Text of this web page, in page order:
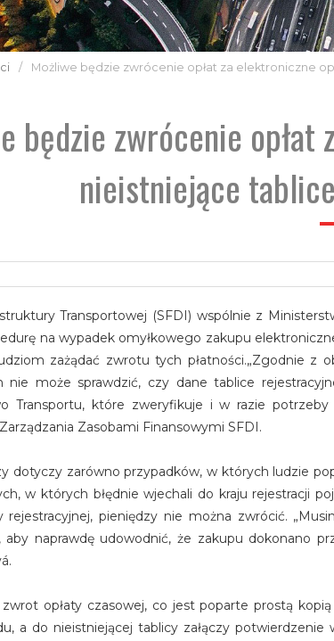
/ Możliwe będzie zwrócenie opłat za elektroniczne
będzie zwrócenie
nieistniejące
Transportowej (SFDI) wspólnie z
na wypadek omyłkowego zakupu
zażądać zwrotu tych płatności.„Zgodnie z
nie może sprawdzić, czy dane tablice
Transportu, które zweryfikuje i w razie potrzeby
Zasobami Finansowymi SFDI.
dotyczy zarówno przypadków, w których ludzie
w których błędnie wjechali do kraju rejestracji
rejestracyjnej, pieniędzy nie można zwrócić.
naprawdę udowodnić, że zakupu dokonano
zwrot opłaty czasowej, co jest poparte prostą
a do nieistniejącej tablicy załączy